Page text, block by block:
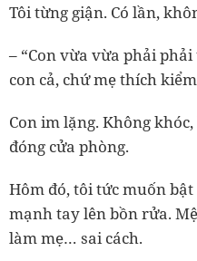
Tôi từng giận. Có lần,
– “Con vừa vừa phải
con cả, chứ mẹ thích
Con im lặng. Không
đóng cửa phòng.
Hôm đó, tôi tức muốn bật
mạnh tay lên bồn rửa.
làm mẹ… sai cách.